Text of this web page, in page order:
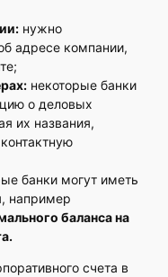
нужно
адресе компании,
некоторые банки
о деловых
их названия,
банки могут иметь
например
баланса на
счета в